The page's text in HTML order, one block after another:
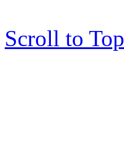
Scroll to Top